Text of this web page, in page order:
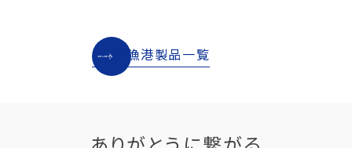
港湾・漁港製品一覧